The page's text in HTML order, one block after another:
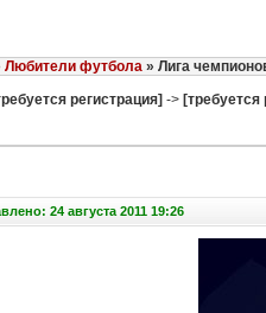
Любители футбола» Лига
регистрация] -> [требуется
24 августа 2011 19:26